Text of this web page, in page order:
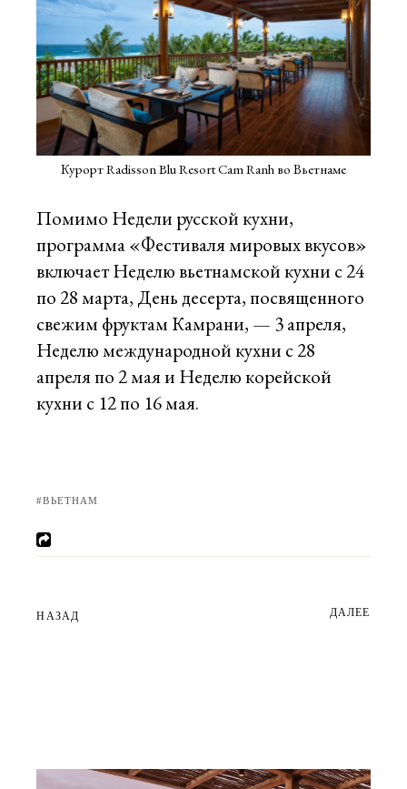
Курорт Radisson Blu Resort Cam Ranh во Вьетнаме
Помимо Недели русской кухни,
программа «Фестиваля мировых вкусов»
включает Неделю вьетнамской кухни с 24
по 28 марта, День десерта, посвященного
свежим фруктам Камрани, — 3 апреля,
Неделю международной кухни с 28
апреля по 2 мая и Неделю корейской
кухни с 12 по 16 мая.
ВЬЕТНАМ
НАЗАД ДАЛЕЕ